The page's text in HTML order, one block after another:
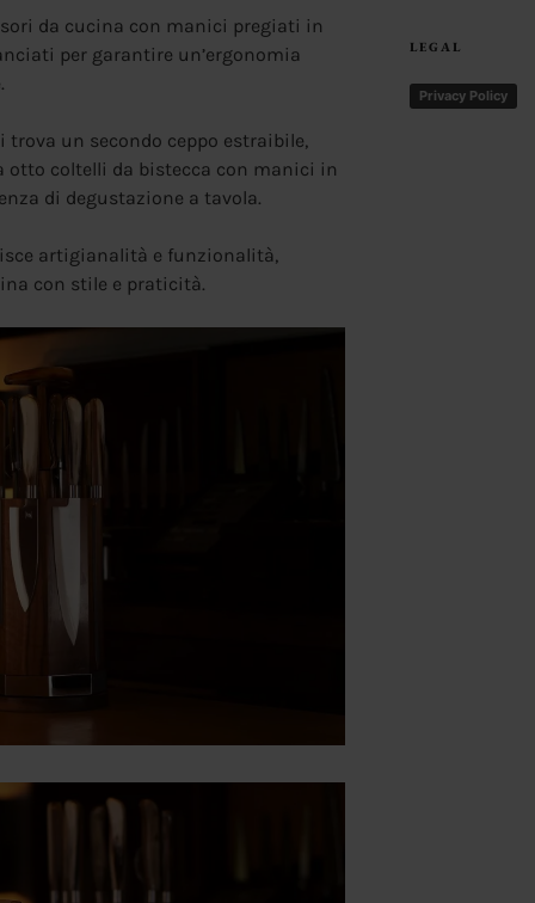
da cucina con manici pregiati in
per garantire un’ergonomia
trova un secondo ceppo estraibile,
otto coltelli da bistecca con manici in
di degustazione a tavola.
artigianalità e funzionalità,
con stile e praticità.
LEGAL
Privacy Policy